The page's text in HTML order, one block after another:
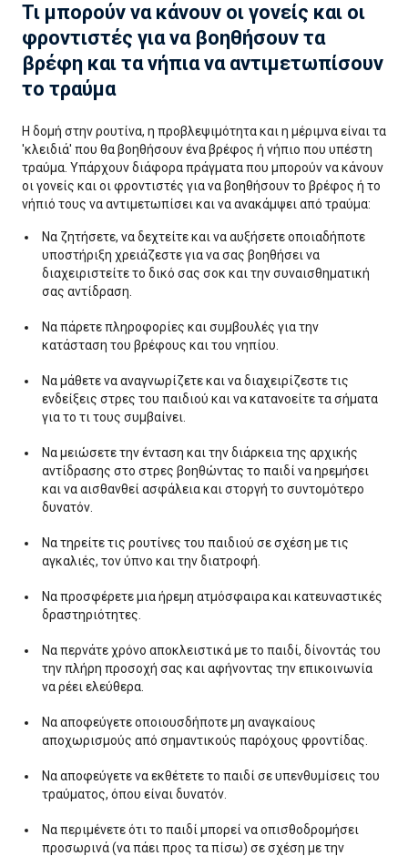
Τι μπορούν να κάνουν οι γονείς και οι
φροντιστές για να βοηθήσουν τα
βρέφη και τα νήπια να αντιμετωπίσουν
το τραύμα
Η δομή στην ρουτίνα, η προβλεψιμότητα και η μέριμνα είναι τα
'κλειδιά' που θα βοηθήσουν ένα βρέφος ή νήπιο που υπέστη
τραύμα. Υπάρχουν διάφορα πράγματα που μπορούν να κάνουν
οι γονείς και οι φροντιστές για να βοηθήσουν το βρέφος ή το
νήπιό τους να αντιμετωπίσει και να ανακάμψει από τραύμα:
Να ζητήσετε, να δεχτείτε και να αυξήσετε οποιαδήποτε
υποστήριξη χρειάζεστε για να σας βοηθήσει να
διαχειριστείτε το δικό σας σοκ και την συναισθηματική
σας αντίδραση.
Να πάρετε πληροφορίες και συμβουλές για την
κατάσταση του βρέφους και του νηπίου.
Να μάθετε να αναγνωρίζετε και να διαχειρίζεστε τις
ενδείξεις στρες του παιδιού και να κατανοείτε τα σήματα
για το τι τους συμβαίνει.
Να μειώσετε την ένταση και την διάρκεια της αρχικής
αντίδρασης στο στρες βοηθώντας το παιδί να ηρεμήσει
και να αισθανθεί ασφάλεια και στοργή το συντομότερο
δυνατόν.
Να τηρείτε τις ρουτίνες του παιδιού σε σχέση με τις
αγκαλιές, τον ύπνο και την διατροφή.
Να προσφέρετε μια ήρεμη ατμόσφαιρα και κατευναστικές
δραστηριότητες.
Να περνάτε χρόνο αποκλειστικά με το παιδί, δίνοντάς του
την πλήρη προσοχή σας και αφήνοντας την επικοινωνία
να ρέει ελεύθερα.
Να αποφεύγετε οποιουσδήποτε μη αναγκαίους
αποχωρισμούς από σημαντικούς παρόχους φροντίδας.
Να αποφεύγετε να εκθέτετε το παιδί σε υπενθυμίσεις του
τραύματος, όπου είναι δυνατόν.
Να περιμένετε ότι το παιδί μπορεί να οπισθοδρομήσει
προσωρινά (να πάει προς τα πίσω) σε σχέση με την